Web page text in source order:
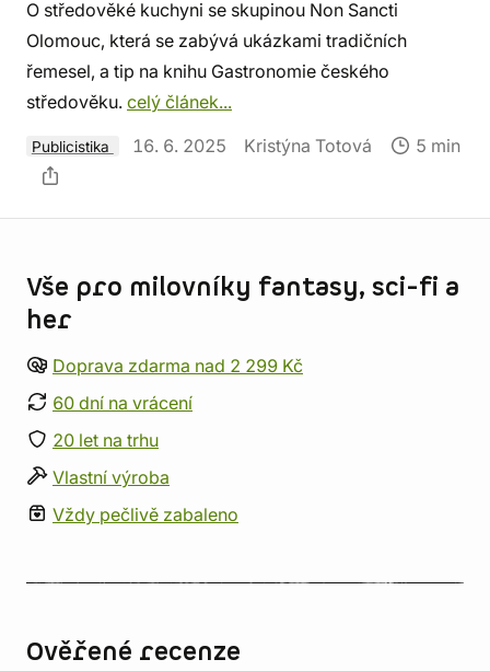
O středověké kuchyni se skupinou Non Sancti
Olomouc, která se zabývá ukázkami tradičních
řemesel, a tip na knihu Gastronomie českého
středověku. celý článek...
Publicistika 16. 6. 2025 Kristýna Totová 5 min
Vše pro milovníky fantasy, sci-fi a
her
Doprava zdarma nad 2 299 Kč
60 dní na vrácení
20 let na trhu
Vlastní výroba
Vždy pečlivě zabaleno
Ověřené recenze